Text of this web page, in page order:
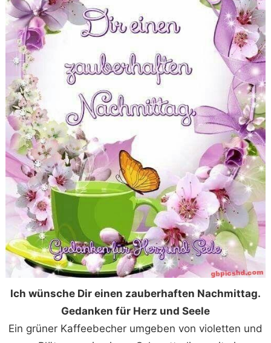
Ich wünsche Dir einen zauberhaften Nachmittag.
Gedanken für Herz und Seele
Ein grüner Kaffeebecher umgeben von violetten und